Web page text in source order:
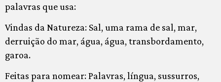
palavras que usa:
Vindas da Natureza: Sal, uma rama de sal, mar,
derruição do mar, água, água, transbordamento,
garoa.
Feitas para nomear: Palavras, língua, sussurros,